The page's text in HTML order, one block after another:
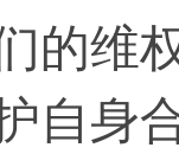
的维
自身